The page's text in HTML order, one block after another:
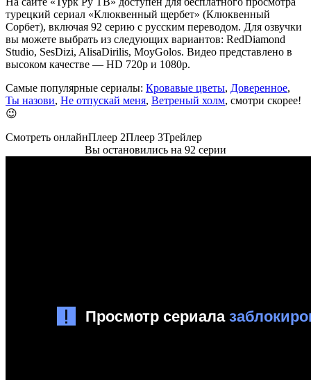
турецкий сериал «Клюквенный щербет» (Клюквенный
Сорбет), включая 92 серию с русским переводом. Для озвучки
вы можете выбрать из следующих вариантов: RedDiamond
Studio, SesDizi, AlisaDirilis, MoyGolos. Видео представлено в
высоком качестве — HD 720p и 1080p.
Самые популярные сериалы: Кровавые цветы, Доверенное,
Ты назови, Не отпускай меня, Ветреный холм, смотри скорее!
😉
Смотреть онлайнПлеер 2Плеер 3Трейлер
Вы остановились на 92 серии